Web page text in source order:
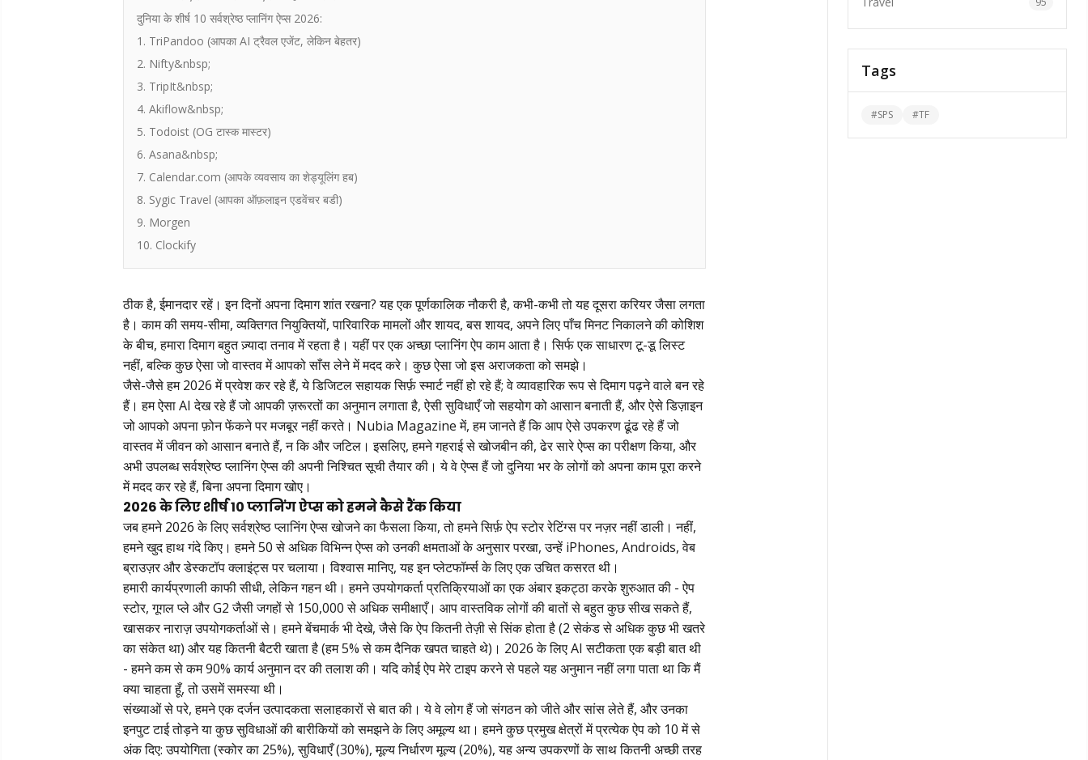
दुनिया के शीर्ष 10 सर्वश्रेष्ठ प्लानिंग ऐप्स 2026:
1. TriPandoo (आपका AI ट्रैवल एजेंट, लेकिन बेहतर)
2. Nifty&nbsp;
3. TripIt&nbsp;
4. Akiflow&nbsp;
5. Todoist (OG टास्क मास्टर)
6. Asana&nbsp;
7. Calendar.com (आपके व्यवसाय का शेड्यूलिंग हब)
8. Sygic Travel (आपका ऑफ़लाइन एडवेंचर बडी)
9. Morgen
10. Clockify
ठीक है, ईमानदार रहें। इन दिनों अपना दिमाग शांत रखना? यह एक पूर्णकालिक नौकरी है, कभी-कभी तो यह दूसरा करियर जैसा लगता
है। काम की समय-सीमा, व्यक्तिगत नियुक्तियों, पारिवारिक मामलों और शायद, बस शायद, अपने लिए पाँच मिनट निकालने की कोशिश
के बीच, हमारा दिमाग बहुत ज़्यादा तनाव में रहता है। यहीं पर एक अच्छा प्लानिंग ऐप काम आता है। सिर्फ एक साधारण टू-डू लिस्ट
नहीं, बल्कि कुछ ऐसा जो वास्तव में आपको साँस लेने में मदद करे। कुछ ऐसा जो इस अराजकता को समझे।
जैसे-जैसे हम 2026 में प्रवेश कर रहे हैं, ये डिजिटल सहायक सिर्फ़ स्मार्ट नहीं हो रहे हैं; वे व्यावहारिक रूप से दिमाग पढ़ने वाले बन रहे
हैं। हम ऐसा AI देख रहे हैं जो आपकी ज़रूरतों का अनुमान लगाता है, ऐसी सुविधाएँ जो सहयोग को आसान बनाती हैं, और ऐसे डिज़ाइन
जो आपको अपना फ़ोन फेंकने पर मजबूर नहीं करते। Nubia Magazine में, हम जानते हैं कि आप ऐसे उपकरण ढूंढ रहे हैं जो
वास्तव में जीवन को आसान बनाते हैं, न कि और जटिल। इसलिए, हमने गहराई से खोजबीन की, ढेर सारे ऐप्स का परीक्षण किया, और
अभी उपलब्ध सर्वश्रेष्ठ प्लानिंग ऐप्स की अपनी निश्चित सूची तैयार की। ये वे ऐप्स हैं जो दुनिया भर के लोगों को अपना काम पूरा करने
में मदद कर रहे हैं, बिना अपना दिमाग खोए।
2026 के लिए शीर्ष 10 प्लानिंग ऐप्स को हमने कैसे रैंक किया
जब हमने 2026 के लिए सर्वश्रेष्ठ प्लानिंग ऐप्स खोजने का फैसला किया, तो हमने सिर्फ़ ऐप स्टोर रेटिंग्स पर नज़र नहीं डाली। नहीं,
हमने खुद हाथ गंदे किए। हमने 50 से अधिक विभिन्न ऐप्स को उनकी क्षमताओं के अनुसार परखा, उन्हें iPhones, Androids, वेब
ब्राउज़र और डेस्कटॉप क्लाइंट्स पर चलाया। विश्वास मानिए, यह इन प्लेटफॉर्म्स के लिए एक उचित कसरत थी।
हमारी कार्यप्रणाली काफी सीधी, लेकिन गहन थी। हमने उपयोगकर्ता प्रतिक्रियाओं का एक अंबार इकट्ठा करके शुरुआत की - ऐप
स्टोर, गूगल प्ले और G2 जैसी जगहों से 150,000 से अधिक समीक्षाएँ। आप वास्तविक लोगों की बातों से बहुत कुछ सीख सकते हैं,
खासकर नाराज़ उपयोगकर्ताओं से। हमने बेंचमार्क भी देखे, जैसे कि ऐप कितनी तेज़ी से सिंक होता है (2 सेकंड से अधिक कुछ भी खतरे
का संकेत था) और यह कितनी बैटरी खाता है (हम 5% से कम दैनिक खपत चाहते थे)। 2026 के लिए AI सटीकता एक बड़ी बात थी
- हमने कम से कम 90% कार्य अनुमान दर की तलाश की। यदि कोई ऐप मेरे टाइप करने से पहले यह अनुमान नहीं लगा पाता था कि मैं
क्या चाहता हूँ, तो उसमें समस्या थी।
संख्याओं से परे, हमने एक दर्जन उत्पादकता सलाहकारों से बात की। ये वे लोग हैं जो संगठन को जीते और सांस लेते हैं, और उनका
इनपुट टाई तोड़ने या कुछ सुविधाओं की बारीकियों को समझने के लिए अमूल्य था। हमने कुछ प्रमुख क्षेत्रों में प्रत्येक ऐप को 10 में से
अंक दिए: उपयोगिता (स्कोर का 25%), सुविधाएँ (30%), मूल्य निर्धारण मूल्य (20%), यह अन्य उपकरणों के साथ कितनी अच्छी तरह
Tags
#SPS #TF